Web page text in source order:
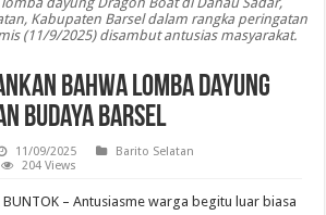
Kabupaten Barsel dalam rangka peringatan
(11/9/2025) disambut antusias masyarakat.
Bahwa Lomba Dayung
Budaya Barsel
11/09/2025
Barito Selatan
204 Views
, BUNTOK – Antusiasme warga begitu luar biasa